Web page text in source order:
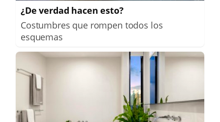
¿De verdad hacen esto?
Costumbres que rompen todos los
esquemas